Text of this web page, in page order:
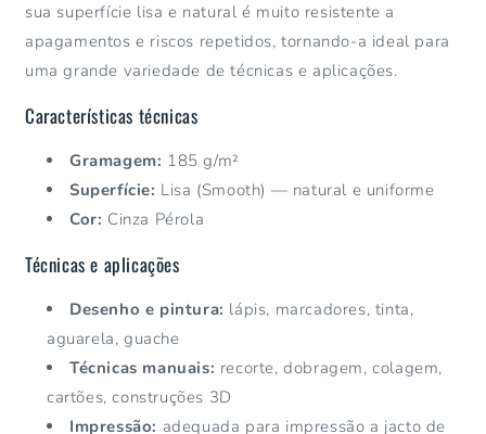
sua superfície lisa e natural é muito resistente a
apagamentos e riscos repetidos, tornando-a ideal para
uma grande variedade de técnicas e aplicações.
Características técnicas
Gramagem: 185 g/m²
Superfície: Lisa (Smooth) — natural e uniforme
Cor: Cinza Pérola
Técnicas e aplicações
Desenho e pintura: lápis, marcadores, tinta,
aguarela, guache
Técnicas manuais: recorte, dobragem, colagem,
cartões, construções 3D
Impressão: adequada para impressão a jacto de